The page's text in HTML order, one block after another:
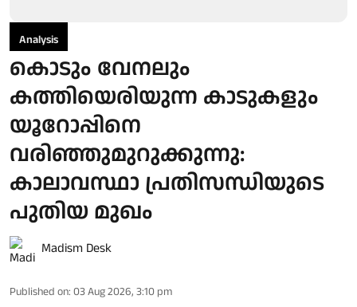
Analysis
കൊടും വേനലും
കത്തിയെരിയുന്ന കാടുകളും
യൂറോപ്പിനെ
വരിഞ്ഞുമുറുക്കുന്നു:
കാലാവസ്ഥാ പ്രതിസന്ധിയുടെ
പുതിയ മുഖം
Madism Desk
Published on: 03 Aug 2026, 3:10 pm